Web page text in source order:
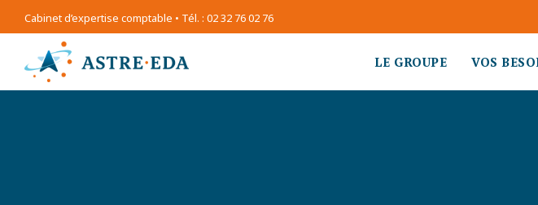
Cabinet d’expertise comptable • Tél. : 02 32 76 02 76
LE GROUPE VOS